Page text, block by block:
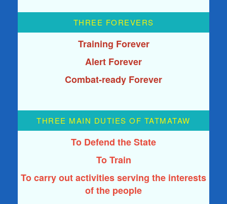
THREE FOREVERS
Training Forever
Alert Forever
Combat-ready Forever
THREE MAIN DUTIES OF TATMATAW
To Defend the State
To Train
To carry out activities serving the interests
of the people